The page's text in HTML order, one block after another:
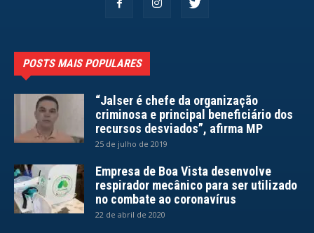
POSTS MAIS POPULARES
“Jalser é chefe da organização
criminosa e principal beneficiário dos
recursos desviados”, afirma MP
25 de julho de 2019
Empresa de Boa Vista desenvolve
respirador mecânico para ser utilizado
no combate ao coronavírus
22 de abril de 2020